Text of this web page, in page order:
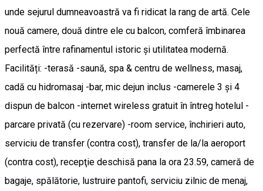
unde sejurul dumneavoastră va fi ridicat la rang de artă. Cele
nouă camere, două dintre ele cu balcon, comferă îmbinarea
perfectă între rafinamentul istoric și utilitatea modernă.
Facilități: -terasă -saună, spa & centru de wellness, masaj,
cadă cu hidromasaj -bar, mic dejun inclus -camerele 3 și 4
dispun de balcon -internet wireless gratuit în întreg hotelul -
parcare privată (cu rezervare) -room service, închirieri auto,
serviciu de transfer (contra cost), transfer de la/la aeroport
(contra cost), recepţie deschisă pana la ora 23.59, cameră de
bagaje, spălătorie, lustruire pantofi, serviciu zilnic de menaj,